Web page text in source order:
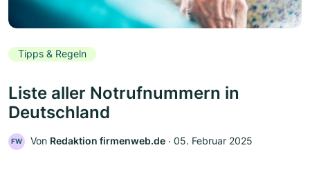
Tipps & Regeln
Liste aller Notrufnummern in
Deutschland
FW Von Redaktion firmenweb.de ‧ 05. Februar 2025